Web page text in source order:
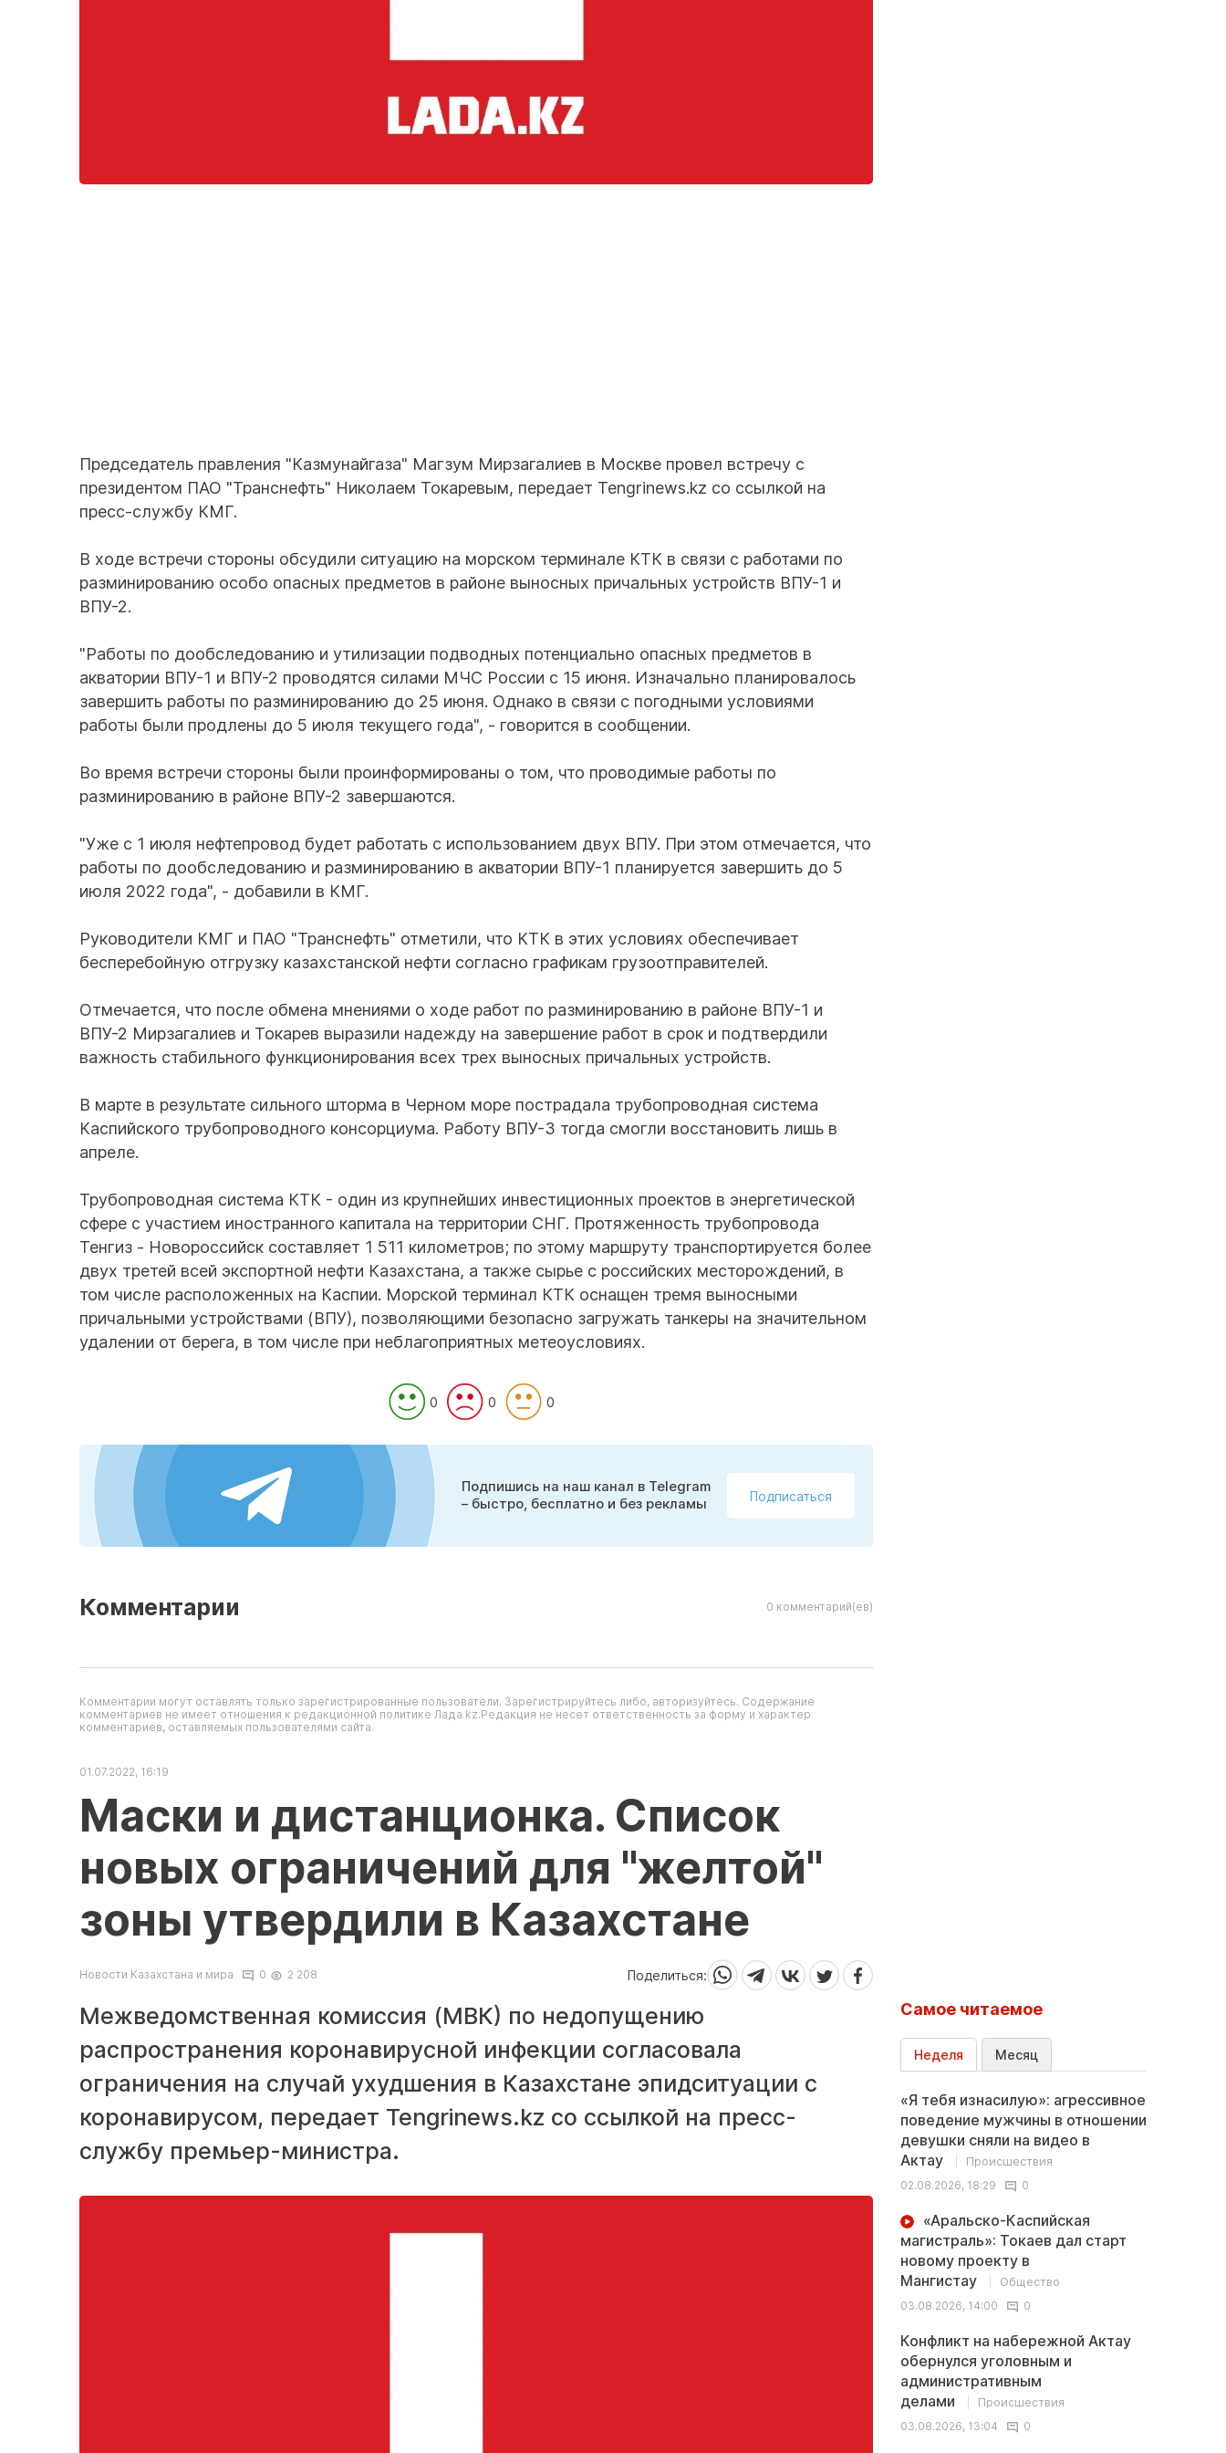
Председатель правления "Казмунайгаза" Магзум Мирзагалиев в Москве провел встречу с
президентом ПАО "Транснефть" Николаем Токаревым, передает Tengrinews.kz со ссылкой на
пресс-службу КМГ.
В ходе встречи стороны обсудили ситуацию на морском терминале КТК в связи с работами по
разминированию особо опасных предметов в районе выносных причальных устройств ВПУ-1 и
ВПУ-2.
"Работы по дообследованию и утилизации подводных потенциально опасных предметов в
акватории ВПУ-1 и ВПУ-2 проводятся силами МЧС России с 15 июня. Изначально планировалось
завершить работы по разминированию до 25 июня. Однако в связи с погодными условиями
работы были продлены до 5 июля текущего года", - говорится в сообщении.
Во время встречи стороны были проинформированы о том, что проводимые работы по
разминированию в районе ВПУ-2 завершаются.
"Уже с 1 июля нефтепровод будет работать с использованием двух ВПУ. При этом отмечается, что
работы по дообследованию и разминированию в акватории ВПУ-1 планируется завершить до 5
июля 2022 года", - добавили в КМГ.
Руководители КМГ и ПАО "Транснефть" отметили, что КТК в этих условиях обеспечивает
бесперебойную отгрузку казахстанской нефти согласно графикам грузоотправителей.
Отмечается, что после обмена мнениями о ходе работ по разминированию в районе ВПУ-1 и
ВПУ-2 Мирзагалиев и Токарев выразили надежду на завершение работ в срок и подтвердили
важность стабильного функционирования всех трех выносных причальных устройств.
В марте в результате сильного шторма в Черном море пострадала трубопроводная система
Каспийского трубопроводного консорциума. Работу ВПУ-3 тогда смогли восстановить лишь в
апреле.
Трубопроводная система КТК - один из крупнейших инвестиционных проектов в энергетической
сфере с участием иностранного капитала на территории СНГ. Протяженность трубопровода
Тенгиз - Новороссийск составляет 1 511 километров; по этому маршруту транспортируется более
двух третей всей экспортной нефти Казахстана, а также сырье с российских месторождений, в
том числе расположенных на Каспии. Морской терминал КТК оснащен тремя выносными
причальными устройствами (ВПУ), позволяющими безопасно загружать танкеры на значительном
удалении от берега, в том числе при неблагоприятных метеоусловиях.
0 0 0
Подпишись на наш канал в Telegram
– быстро, бесплатно и без рекламы
Подписаться
Комментарии 0 комментарий(ев)
Комментарии могут оставлять только зарегистрированные пользователи. Зарегистрируйтесь либо, авторизуйтесь. Содержание
комментариев не имеет отношения к редакционной политике Лада.kz.Редакция не несет ответственность за форму и характер
комментариев, оставляемых пользователями сайта.
01.07.2022, 16:19
Маски и дистанционка. Список
новых ограничений для "желтой"
зоны утвердили в Казахстане
Новости Казахстана и мира 0 2 208 Поделиться:
Межведомственная комиссия (МВК) по недопущению
распространения коронавирусной инфекции согласовала
ограничения на случай ухудшения в Казахстане эпидситуации с
коронавирусом, передает Tengrinews.kz со ссылкой на пресс-
службу премьер-министра.
Самое читаемое
Неделя Месяц
«Я тебя изнасилую»: агрессивное
поведение мужчины в отношении
девушки сняли на видео в
Актау
Происшествия
02.08.2026, 18:29
0
«Аральско-Каспийская
магистраль»: Токаев дал старт
новому проекту в
Мангистау
Общество
03.08.2026, 14:00
0
Конфликт на набережной Актау
обернулся уголовным и
административным
делами
Происшествия
03.08.2026, 13:04
0